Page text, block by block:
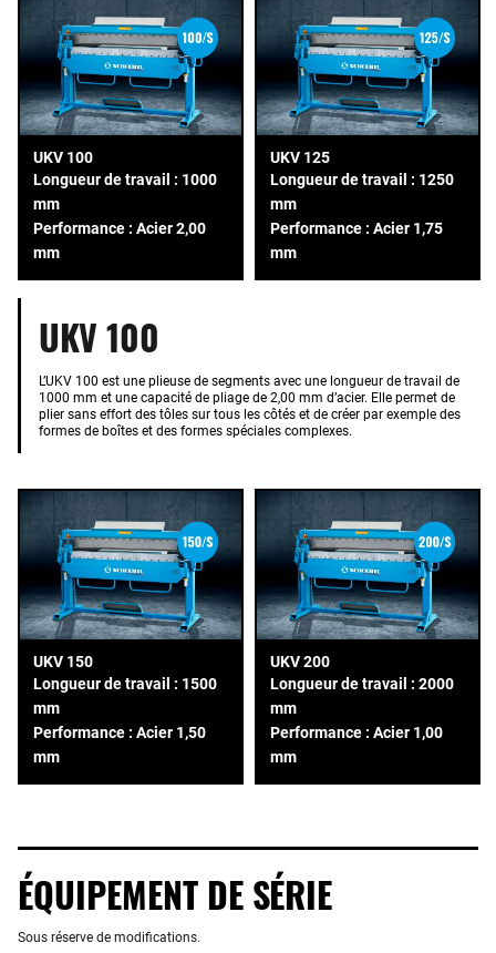
UKV 100
Longueur de travail : 1000
mm
Performance : Acier 2,00
mm
UKV 125
Longueur de travail : 1250
mm
Performance : Acier 1,75
mm
UKV 100
L’UKV 100 est une plieuse de segments avec une longueur de travail de
1000 mm et une capacité de pliage de 2,00 mm d’acier. Elle permet de
plier sans effort des tôles sur tous les côtés et de créer par exemple des
formes de boîtes et des formes spéciales complexes.
UKV 150
Longueur de travail : 1500
mm
Performance : Acier 1,50
mm
UKV 200
Longueur de travail : 2000
mm
Performance : Acier 1,00
mm
ÉQUIPEMENT DE SÉRIE
Sous réserve de modifications.